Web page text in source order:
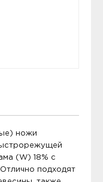
ножи
(W) 18% с
подходят